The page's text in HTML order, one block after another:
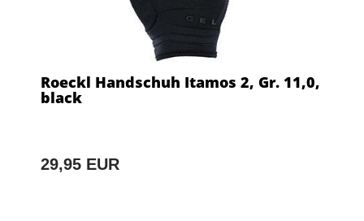
Roeckl Handschuh Itamos 2, Gr. 11,0,
black
29,95 EUR